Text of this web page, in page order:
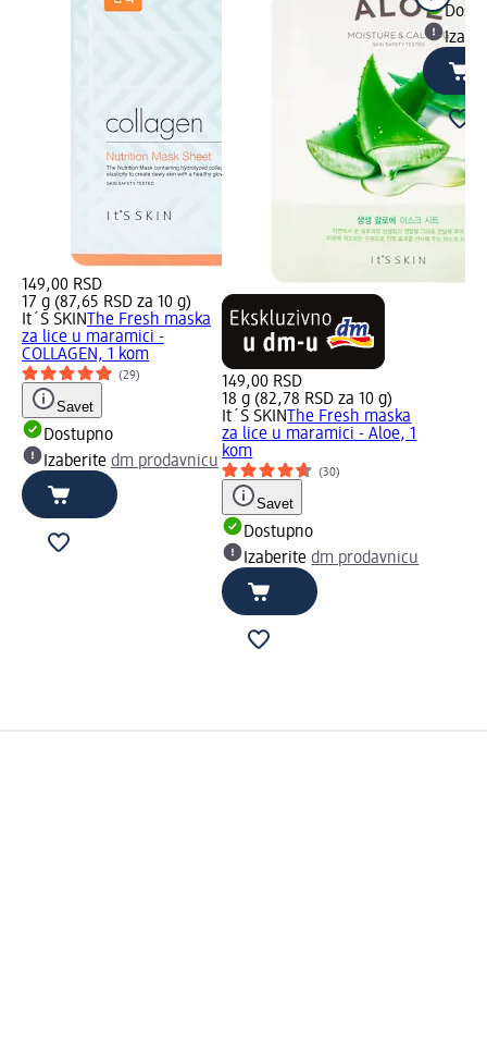
149,00 RSD
17 g (87,65 RSD za 10 g)
It´S SKIN The Fresh maska
za lice u maramici -
COLLAGEN, 1 kom
(29)
Savet
Dostupno
Izaberite dm prodavnicu
149,00 RSD
18 g (82,78 RSD za 10 g)
It´S SKIN The Fresh maska
za lice u maramici - Aloe, 1
kom
(30)
Savet
Dostupno
Izaberitedm prodavnicu